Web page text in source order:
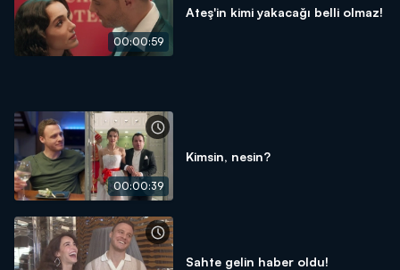
00:00:59
Ateş'in kimi yakacağı belli olmaz!
00:00:39
Kimsin, nesin?
Sahte gelin haber oldu!